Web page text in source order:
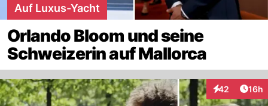
Auf Luxus-Yacht
Orlando Bloom und seine
Schweizerin auf Mallorca
42
Interaktionen
16h